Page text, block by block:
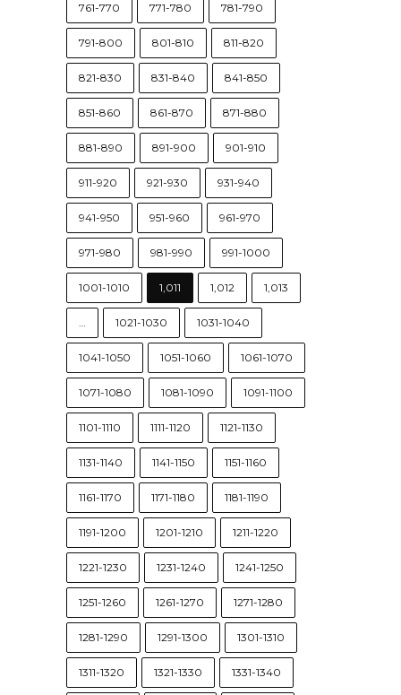
761-770 771-780 781-790
791-800 801-810 811-820
821-830 831-840 841-850
851-860 861-870 871-880
881-890 891-900 901-910
911-920 921-930 931-940
941-950 951-960 961-970
971-980 981-990 991-1000
1001-1010 1,011 1,012 1,013
… 1021-1030 1031-1040
1041-1050 1051-1060 1061-1070
1071-1080 1081-1090 1091-1100
1101-1110 1111-1120 1121-1130
1131-1140 1141-1150 1151-1160
1161-1170 1171-1180 1181-1190
1191-1200 1201-1210 1211-1220
1221-1230 1231-1240 1241-1250
1251-1260 1261-1270 1271-1280
1281-1290 1291-1300 1301-1310
1311-1320 1321-1330 1331-1340